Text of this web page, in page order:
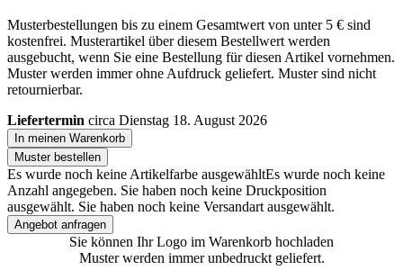
Musterbestellungen bis zu einem Gesamtwert von unter 5 € sind
kostenfrei. Musterartikel über diesem Bestellwert werden
ausgebucht, wenn Sie eine Bestellung für diesen Artikel vornehmen.
Muster werden immer ohne Aufdruck geliefert. Muster sind nicht
retournierbar.
Liefertermin circa Dienstag 18. August 2026
In meinen Warenkorb
Muster bestellen
Es wurde noch keine Artikelfarbe ausgewähltEs wurde noch keine
Anzahl angegeben. Sie haben noch keine Druckposition
ausgewählt. Sie haben noch keine Versandart ausgewählt.
Angebot anfragen
Sie können Ihr Logo im Warenkorb hochladen
Muster werden immer unbedruckt geliefert.